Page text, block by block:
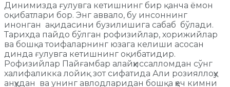
Динимизда ғулувга кетишнинг бир қанча ёмон
оқибатлари бор. Энг аввало, бу инсоннинг
инонган ақидасини бузилишига сабаб бўлади.
Тарихда пайдо бўлган рофизийлар, хорижийлар
ва бошқа тоифаларнинг юзага келиши асосан
динда ғулувга кетишнинг оқибатидир.
Рофизийлар Пайғамбар алайҳиссалломдан сўнг
халифаликка лойиқ зот сифатида Али розияллоҳу
анҳудан ва унинг авлодларидан бошқа ҳеч кимни